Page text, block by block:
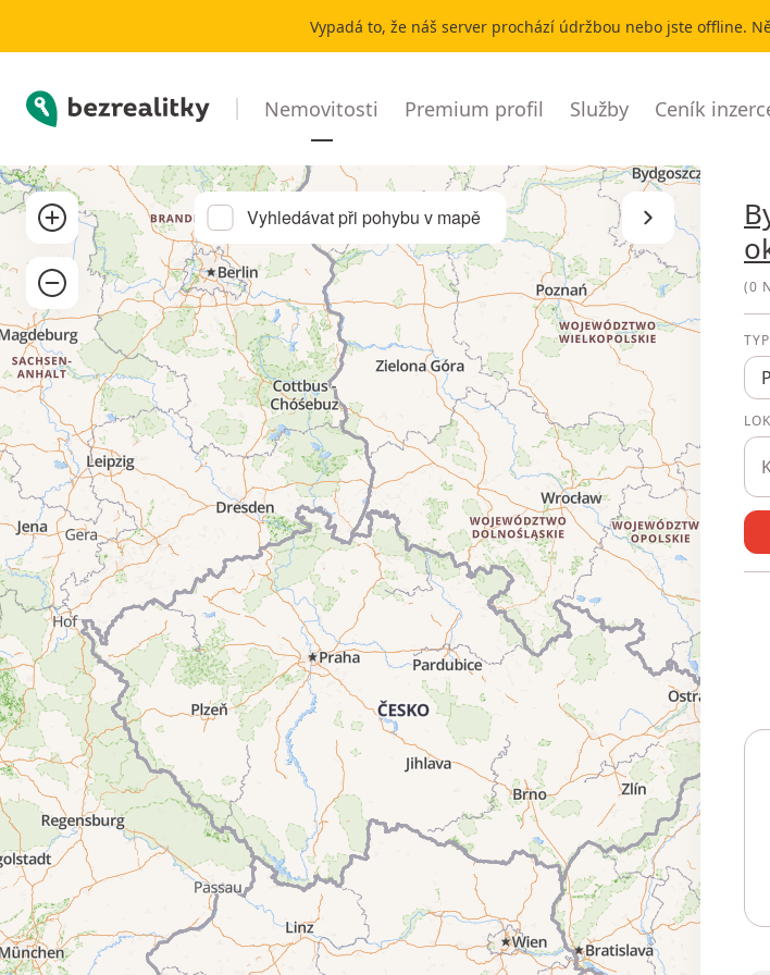
Vypadá to, že náš server prochází údržbou nebo jste offline.
Bezrealitky Nemovitosti Premium profil Služby Ceník
Přibližít
Oddálit
Vyhledávat při pohybu v mapě Skrýt seznam
(0